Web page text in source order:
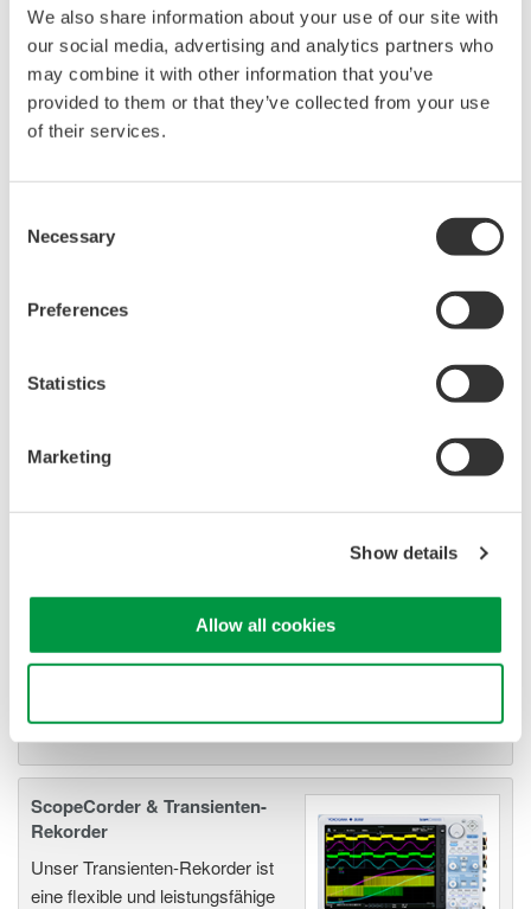
We also share information about your use of our site with
our social media, advertising and analytics partners who
may combine it with other information that you’ve
provided to them or that they’ve collected from your use
of their services.
Selection
Necessary
Preferences
Statistics
Marketing
Show details
Allow all cookies
Digitale Leistungsanalysatoren
Für einen effizienten Energie-
Einsatz wird eine genauere und
wichtiger. Einschwingvorgänge, STANDBY-Modus,
Transformatoren, Tests und verzerrte Signale durch Inverter,
Motoren, Beleuchtungsschaltungen, Stromversorgungen
etc., erfordern stabile, vertrauenswürdige und normgerechte
Schnelle
Die Hochgeschwindigkeits-
Isolierung, Auflösung, Abtastrate
und Speichertiefe, mit
unabhängiger Hardware pro Kanal und einfacher zu
ScopeCorder & Transienten-
Rekorder
Unser Transienten-Rekorder ist
eine flexible und leistungsfähige